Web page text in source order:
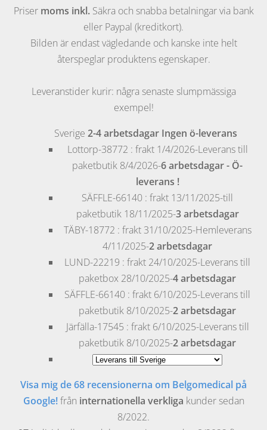
Priser moms inkl.Säkra och snabba betalningar via bank
eller Paypal (kreditkort).
Bilden är endast vägledande och kanske inte helt
återspeglar produktens egenskaper.
Leveranstider kurir: några senaste slumpmässiga
exempel!
Sverige 2-4 arbetsdagarIngen ö-leverans
Lottorp-38772 : frakt 1/4/2026-Leverans till
paketbutik 8/4/2026-6 arbetsdagar- Ö-
leverans !
SÄFFLE-66140 : frakt 13/11/2025-till
paketbutik 18/11/2025-3 arbetsdagar
TÄBY-18772 : frakt 31/10/2025-Hemleverans
4/11/2025-2 arbetsdagar
LUND-22219 : frakt 24/10/2025-Leverans till
paketbox 28/10/2025-4 arbetsdagar
SÄFFLE-66140 : frakt 6/10/2025-Leverans till
paketbutik 8/10/2025-2 arbetsdagar
Järfälla-17545 : frakt 6/10/2025-Leverans till
paketbutik 8/10/2025-2 arbetsdagar
Visa mig de 68 recensionerna om Belgomedical på
Google!från internationella verkliga kunder sedan
8/2022.